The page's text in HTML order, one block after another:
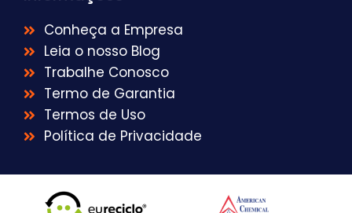
Conheça a Empresa
Leia o nosso Blog
Trabalhe Conosco
Termo de Garantia
Termos de Uso
Política de Privacidade